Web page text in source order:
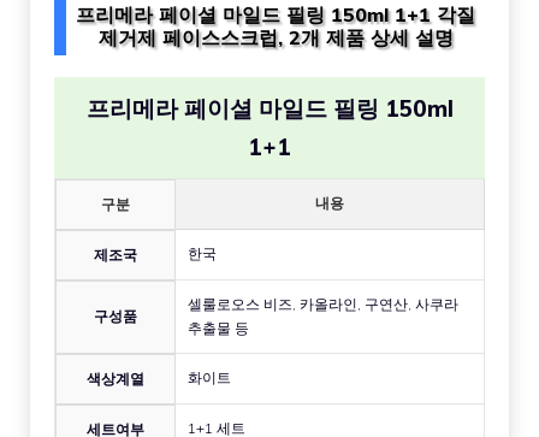
프리메라 페이셜 마일드 필링 150ml 1+1 각질
제거제 페이스스크럽, 2개 제품 상세 설명
프리메라 페이셜 마일드 필링 150ml
1+1
구분 내용
제조국 한국
구성품
셀룰로오스 비즈, 카올라인, 구연산, 사쿠라
추출물 등
색상계열 화이트
세트여부 1+1 세트